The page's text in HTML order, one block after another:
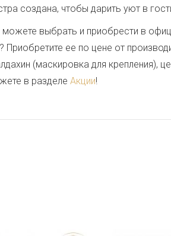
создана, чтобы дарить уют в
выбрать и приобрести в
? Приобретите ее по цене от
(маскировка для крепления),
в разделе Акции!